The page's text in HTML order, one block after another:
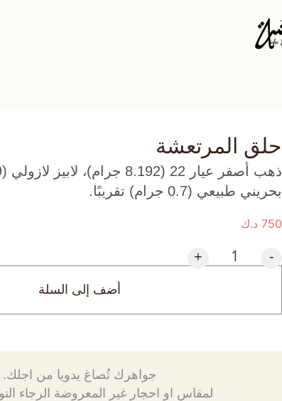
حلق المرتعشة
بحريني طبيعي (0.7 جرام) تقريبًا.
750 د.ك
-
+
أضف إلى السلة
جواهرك تُصاغ يدويا من اجلك.
لمقاس او احجار غير المعروضة الرجاء